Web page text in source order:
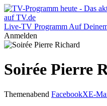
Live-TV Programm Auf
Anmelden
Soirée Pierre
Themenabend FacebookXE-